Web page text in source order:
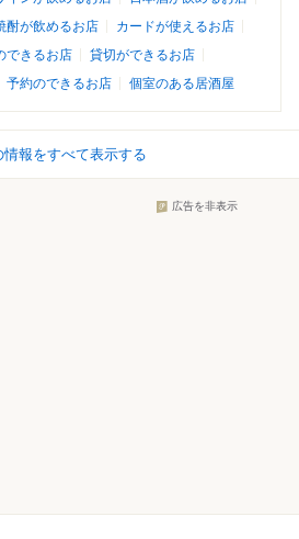
酎が飲めるお店
カードが使えるお店
できるお店
貸切ができるお店
予約のできるお店 個室のある居酒屋
情報をすべて表示する
広告を非表示